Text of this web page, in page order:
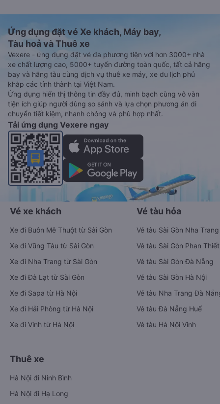
Ứng dụng đặt vé Xe khách, Máy bay,
Tàu hoả và Thuê xe
Vexere - ứng dụng đặt vé đa phương tiện với hơn 3000+ nhà
xe chất lượng cao, 5000+ tuyến đường toàn quốc, tất cả hãng
bay và hãng tàu cùng dịch vụ thuê xe máy, xe du lịch phủ
khắp các tỉnh thành tại Việt Nam.
Ứng dụng hiển thị thông tin đầy đủ, minh bạch cùng vô vàn
tiện ích giúp người dùng so sánh và lựa chọn phương án di
chuyển tiết kiệm, nhanh chóng và phù hợp nhất.
Tải ứng dụng Vexere ngay
Vé xe khách
Xe đi Buôn Mê Thuột từ Sài Gòn
Xe đi Vũng Tàu từ Sài Gòn
Xe đi Nha Trang từ Sài Gòn
Xe đi Đà Lạt từ Sài Gòn
Xe đi Sapa từ Hà Nội
Xe đi Hải Phòng từ Hà Nội
Xe đi Vinh từ Hà Nội
Vé tàu hỏa
Vé tàu Sài Gòn Nha Trang
Vé tàu Sài Gòn Phan Thiết
Vé tàu Sài Gòn Đà Nẵng
Vé tàu Sài Gòn Hà Nội
Vé tàu Nha Trang Đà
Vé tàu Đà Nẵng Huế
Vé tàu Hà Nội Vinh
Thuê xe
Hà Nội đi Ninh Bình
Hà Nội đi Hạ Long